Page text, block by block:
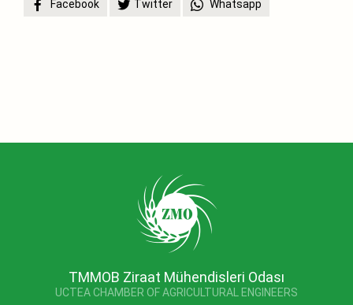
Facebook
Twitter Whatsapp
TMMOB Ziraat Mühendisleri Odası
UCTEA CHAMBER OF AGRICULTURAL ENGINEERS